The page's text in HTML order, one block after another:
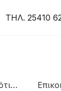
ΤΗΛ. 25410